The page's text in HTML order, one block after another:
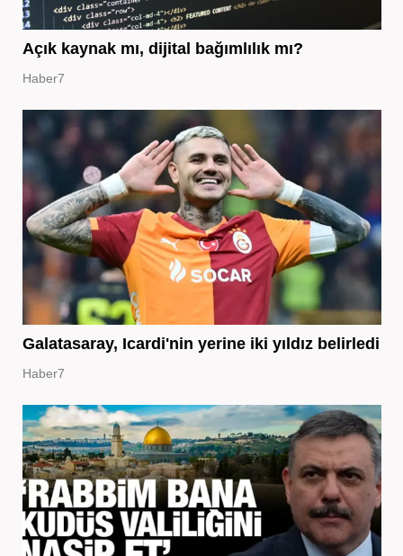
Açık kaynak mı, dijital bağımlılık mı?
Haber7
Galatasaray, Icardi'nin yerine iki yıldız belirledi
Haber7